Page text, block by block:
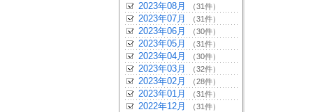
2023年08月 （31件）
2023年07月 （31件）
2023年06月 （30件）
2023年05月 （31件）
2023年04月 （30件）
2023年03月 （32件）
2023年02月 （28件）
2023年01月 （31件）
2022年12月 （31件）